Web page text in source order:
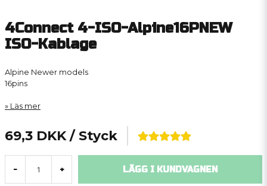
4Connect 4-ISO-Alpine16PNEW
ISO-Kablage
Alpine Newer models
16pins
Läs mer
69,3 DKK / Styck
- + LÄGG I KUNDVAGNEN